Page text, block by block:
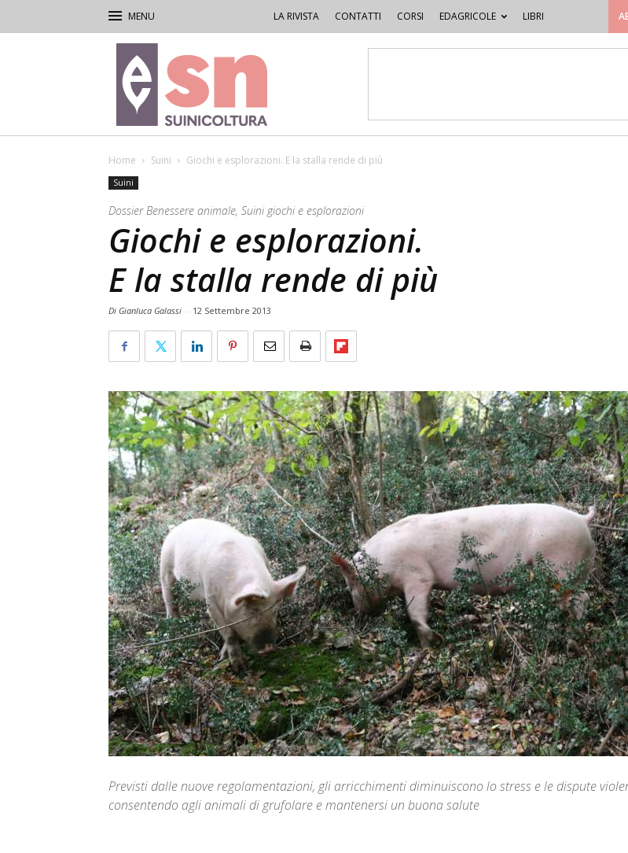
LA RIVISTA CONTATTI CORSI EDAGRICOLE LIBRI
Rivista
di
Suinicoltura
Home Suini Giochi e esplorazioni. E la stalla rende di più
Suini
Dossier Benessere animale, Suini giochi e esplorazioni
Giochi e esplorazioni.
E la stalla rende di più
Di Gianluca Galassi - 12 Settembre 2013
Previsti dalle nuove regolamentazioni, gli arricchimenti diminuiscono lo stress e le dispute
consentendo agli animali di grufolare e mantenersi un buona salute